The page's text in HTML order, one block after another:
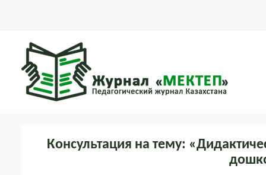
Консультация на тему: